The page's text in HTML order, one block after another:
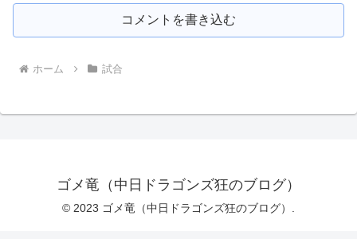
コメントを書き込む
ホーム 試合
ゴメ竜（中日ドラゴンズ狂のブログ）
© 2023 ゴメ竜（中日ドラゴンズ狂のブログ）.